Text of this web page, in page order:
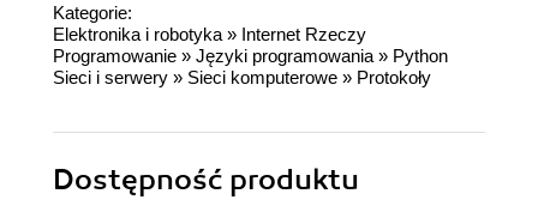
Kategorie:
Elektronika i robotyka » Internet Rzeczy
Programowanie » Języki programowania » Python
Sieci i serwery » Sieci komputerowe » Protokoły
Dostępność produktu